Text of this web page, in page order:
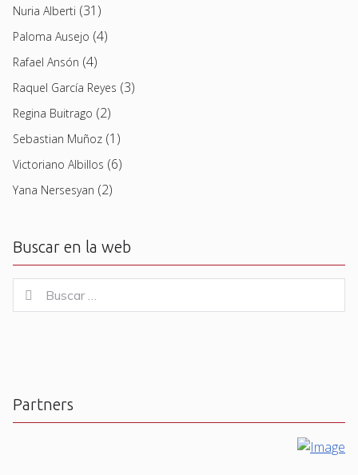
Nuria Alberti (31)
Paloma Ausejo (4)
Rafael Ansón (4)
Raquel García Reyes (3)
Regina Buitrago (2)
Sebastian Muñoz (1)
Victoriano Albillos (6)
Yana Nersesyan (2)
Buscar en la web
for:
Buscar
Partners